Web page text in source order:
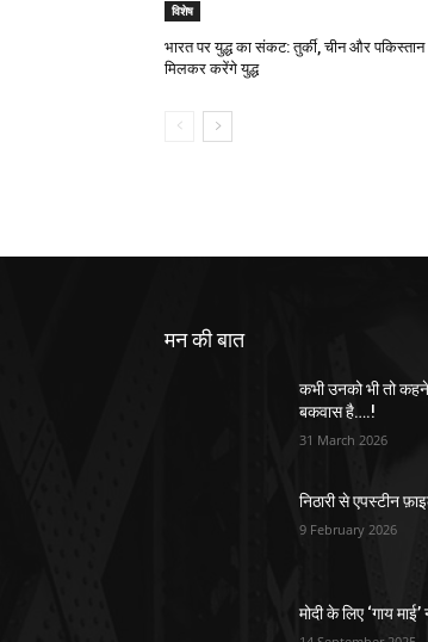
विशेष
भारत पर युद्ध का संकट: तुर्की, चीन और पकिस्तान
मिलकर करेंगे युद्ध
मन की बात
कभी उनको भी तो
बकवास है….!
31 March 2026
निठारी से एपस्टीन
9 February 2026
मोदी के लिए ‘गाय माई’